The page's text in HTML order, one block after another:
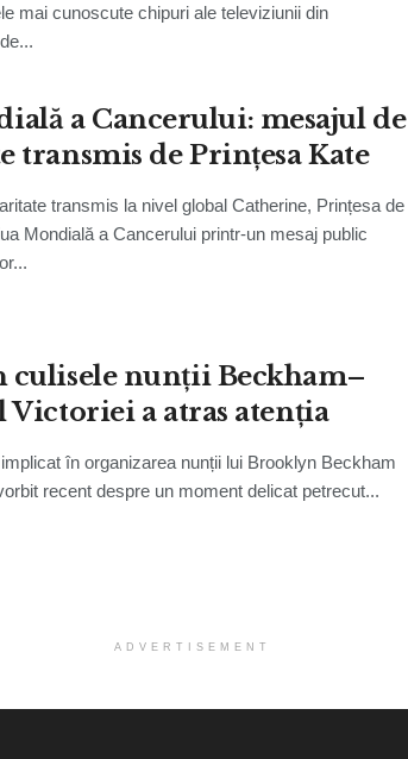
mai cunoscute chipuri ale televiziunii din
a Cancerului: mesajul de
transmis de Prințesa Kate
transmis la nivel global Catherine, Prințesa de
Mondială a Cancerului printr-un mesaj public
culisele nunții Beckham–
Victoriei a atras atenția
în organizarea nunții lui Brooklyn Beckham
recent despre un moment delicat petrecut...
ADVERTISEMENT